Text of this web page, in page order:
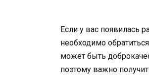
Если у вас появилась
необходимо
может быть
поэтому важно